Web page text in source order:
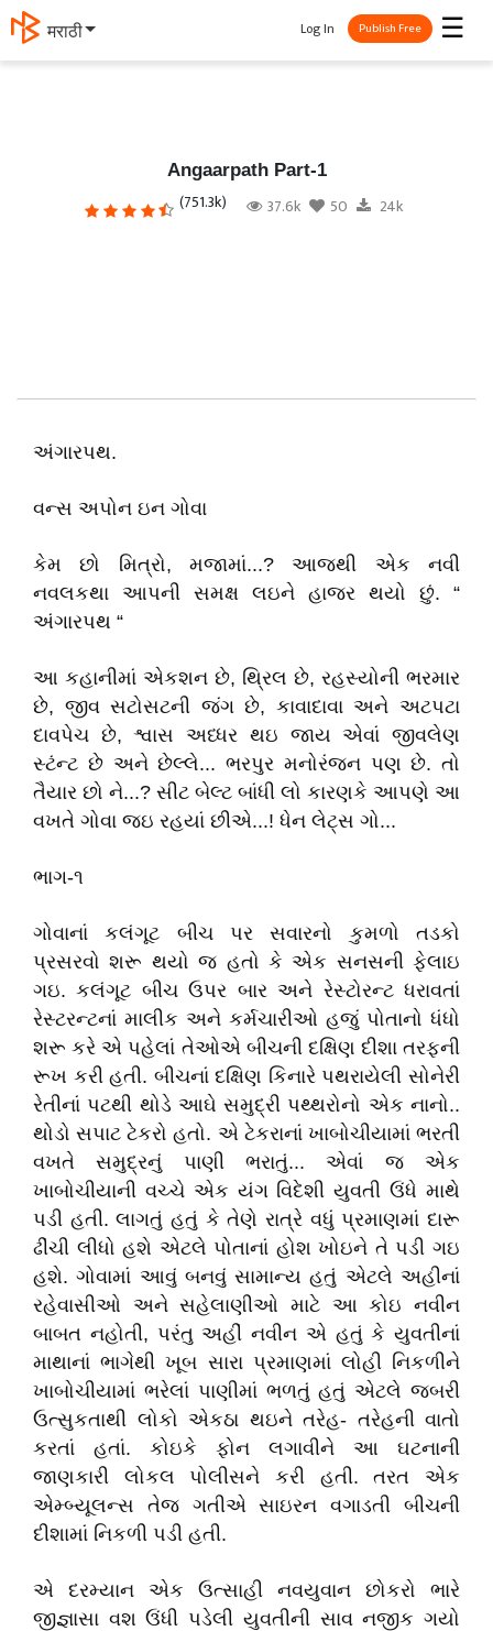
தமிழ் ☰
Log In Publish Free
Angaarpath Part-1
(751.3k) 37.6k 50 24k
અંગારપથ.
વન્સ અપોન ઇન ગોવા
કેમ છો મિત્રો, મજામાં...? આજથી એક નવી
નવલકથા આપની સમક્ષ લઇને હાજર થયો છું. “
અંગારપથ “
આ કહાનીમાં એકશન છે, થ્રિલ છે, રહસ્યોની ભરમાર
છે, જીવ સટોસટની જંગ છે, કાવાદાવા અને અટપટા
દાવપેચ છે, શ્વાસ અધ્ધર થઇ જાય એવાં જીવલેણ
સ્ટંન્ટ છે અને છેલ્લે... ભરપુર મનોરંજન પણ છે. તો
તૈયાર છો ને...? સીટ બેલ્ટ બાંધી લો કારણકે આપણે આ
વખતે ગોવા જઇ રહયાં છીએ...! ધેન લેટ્સ ગો...
ભાગ-૧
ગોવાનાં કલંગૂટ બીચ પર સવારનો કુમળો તડકો
પ્રસરવો શરૂ થયો જ હતો કે એક સનસની ફેલાઇ
ગઇ. કલંગૂટ બીચ ઉપર બાર અને રેસ્ટોરન્ટ ધરાવતાં
રેસ્ટરન્ટનાં માલીક અને કર્મચારીઓ હજું પોતાનો ધંધો
શરૂ કરે એ પહેલાં તેઓએ બીચની દક્ષિણ દીશા તરફની
રૂખ કરી હતી. બીચનાં દક્ષિણ કિનારે પથરાયેલી સોનેરી
રેતીનાં પટથી થોડે આઘે સમુદ્રી પથ્થરોનો એક નાનો..
થોડો સપાટ ટેકરો હતો. એ ટેકરાનાં ખાબોચીયામાં ભરતી
વખતે સમુદ્રનું પાણી ભરાતું... એવાં જ એક
ખાબોચીયાની વચ્ચે એક યંગ વિદેશી યુવતી ઉંધે માથે
પડી હતી. લાગતું હતું કે તેણે રાત્રે વધું પ્રમાણમાં દારૂ
ઢીંચી લીધો હશે એટલે પોતાનાં હોશ ખોઇને તે પડી ગઇ
હશે. ગોવામાં આવું બનવું સામાન્ય હતું એટલે અહીનાં
રહેવાસીઓ અને સહેલાણીઓ માટે આ કોઇ નવીન
બાબત નહોતી, પરંતુ અહીં નવીન એ હતું કે યુવતીનાં
માથાનાં ભાગેથી ખૂબ સારા પ્રમાણમાં લોહી નિકળીને
ખાબોચીયામાં ભરેલાં પાણીમાં ભળતું હતું એટલે જબરી
ઉત્સુકતાથી લોકો એકઠા થઇને તરેહ- તરેહની વાતો
કરતાં હતાં. કોઇકે ફોન લગાવીને આ ઘટનાની
જાણકારી લોકલ પોલીસને કરી હતી. તરત એક
એમ્બ્યૂલન્સ તેજ ગતીએ સાઇરન વગાડતી બીચની
દીશામાં નિકળી પડી હતી.
એ દરમ્યાન એક ઉત્સાહી નવયુવાન છોકરો ભારે
જીજ્ઞાસા વશ ઉંધી પડેલી યુવતીની સાવ નજીક ગયો